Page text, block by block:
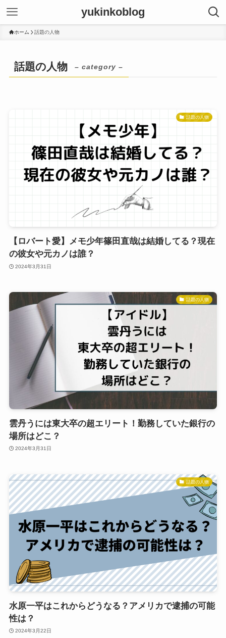
yukinkoblog
ホーム 話題の人物
話題の人物 – category –
話題の人物
【ロバート愛】メモ少年篠田直哉は結婚してる？現在
の彼女や元カノは誰？
2024年3月31日
話題の人物
雲丹うには東大卒の超エリート！勤務していた銀行の
場所はどこ？
2024年3月31日
話題の人物
水原一平はこれからどうなる？アメリカで逮捕の可能
性は？
2024年3月22日